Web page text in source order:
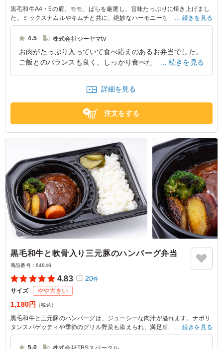
黒毛和牛A4・5の肩、モモ、ばらを厳選し、旨味たっぷりに焼き上げまし
た。ミックスナムルやキムチと共に、絶妙なハーモニーを楽しめるお弁当
です。肉勝本店自慢の一品をぜひご賞味ください。
びをもってご堪能頂ける「和牛博士が味を保証する」逸品弁当を是非ご堪
能下さい。
続きを見る
4.5 株式会社ジーヤマtv
お肉がたっぷり入っていて食べ応えのあるお弁当でした。
ご飯とのバランスも良く、しっかり食べたい方にも満足し
ム感があり、満足度の高いお弁当でした。
東京都北区志茂
続きを見る
詳細を見る
注文をする
黒毛和牛と軟骨入り三元豚のハンバーグ弁当
商品番号： 64846
4.83 20件
サイズ やや大きい
1,180円 （税込）
黒毛和牛と三元豚のハンバーグは、ジューシーな肉汁が溢れます。ナポリ
タンスパゲッティや季節のグリル野菜も添えられ、満足感は抜群。肉勝本
店のお弁当は、会議やセミナーにぴったりな逸品です。
続きを見る
5.0